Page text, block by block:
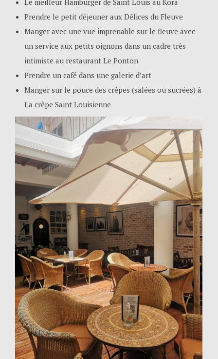
Le meilleur Hamburger de Saint Louis au Kora
Prendre le petit déjeuner aux Délices du Fleuve
Manger avec une vue imprenable sur le fleuve avec
un service aux petits oignons dans un cadre très
intimiste au restaurant Le Ponton
Prendre un café dans une galerie d’art
Manger sur le pouce des crêpes (salées ou sucrées) à
La crêpe Saint Louisienne